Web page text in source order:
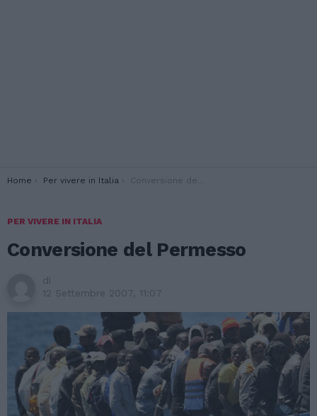
You are here:
Home Per vivere in Italia Conversione del Permesso
PER VIVERE IN ITALIA
Conversione del Permesso
di
12 Settembre 2007, 11:07